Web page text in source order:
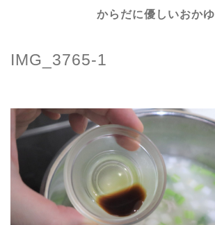
からだに優しいおかゆ
IMG_3765-1